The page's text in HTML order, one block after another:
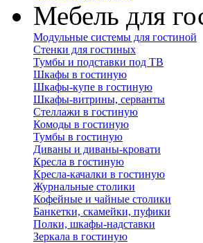
Мебель для
Модульные системы для гостиной
Стенки для гостиных
Тумбы и подставки под ТВ
Шкафы в гостиную
Шкафы-купе в гостиную
Шкафы-витрины, серванты
Стеллажи в гостиную
Комоды в гостиную
Тумбы в гостиную
Диваны и диваны-кровати
Кресла в гостиную
Кресла-качалки в гостиную
Журнальные столики
Кофейные и чайные столики
Банкетки, скамейки, пуфики
Полки, шкафы-надставки
Зеркала в гостиную